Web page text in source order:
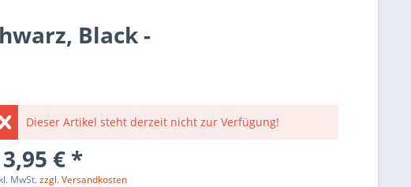
Black -
Dieser Artikel steht derzeit nicht zur Verfügung!
€ *
MwSt.zzgl. Versandkosten